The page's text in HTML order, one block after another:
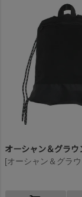
オーシャン＆グラ